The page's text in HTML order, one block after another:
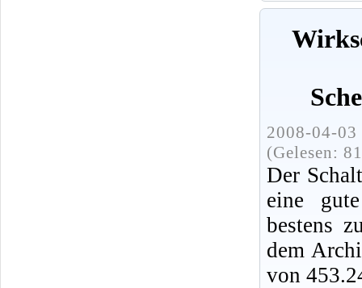
2008-04-
(Gelesen:
Der
eine
bestens
dem
von